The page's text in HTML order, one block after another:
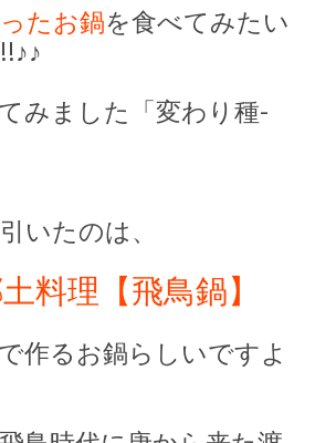
たお鍋を食べてみたい
みました「変わり種-
いたのは、
料理【飛鳥鍋】
作るお鍋らしいですよ